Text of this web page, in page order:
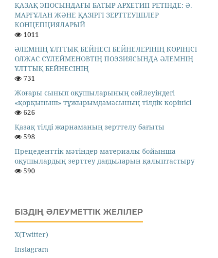
ҚАЗАҚ ЭПОСЫНДАҒЫ БАТЫР АРХЕТИП РЕТІНДЕ: Ә.
МАРҒҰЛАН ЖӘНЕ ҚАЗІРГІ ЗЕРТТЕУШІЛЕР
КОНЦЕПЦИЯЛАРЫЙ
1011
ӘЛЕМНІҢ ҰЛТТЫҚ БЕЙНЕСІ БЕЙНЕЛЕРІНІҢ КӨРІНІСІ
ОЛЖАС СҮЛЕЙМЕНОВТІҢ ПОЭЗИЯСЫНДА ӘЛЕМНІҢ
ҰЛТТЫҚ БЕЙНЕСІНІҢ
731
Жоғары сынып оқушыларының сөйлеуіндегі
«қорқыныш» тұжырымдамасының тілдік көрінісі
626
Қазақ тілді жарнаманың зерттелу бағыты
598
Прецеденттік мәтіндер материалы бойынша
оқушылардың зерттеу дағдыларын қалыптастыру
590
БІЗДІҢ ӘЛЕУМЕТТІК ЖЕЛІЛЕР
X(Twitter)
Instagram